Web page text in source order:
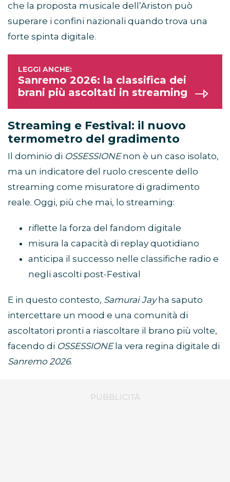
che la proposta musicale dell’Ariston può
superare i confini nazionali quando trova una
forte spinta digitale.
Sanremo 2026: la classifica dei
brani più ascoltati in streaming
Streaming e Festival: il nuovo
termometro del gradimento
Il dominio di OSSESSIONEnon è un caso isolato,
ma un indicatore del ruolo crescente dello
streaming come misuratore di gradimento
reale. Oggi, più che mai, lo streaming:
riflette la forza del fandom digitale
misura la capacità di replay quotidiano
anticipa il successo nelle classifiche radio e
negli ascolti post-Festival
E in questo contesto, Samurai Jayha saputo
intercettare un mood e una comunità di
ascoltatori pronti a riascoltare il brano più volte,
facendo di OSSESSIONEla vera regina digitale di
Sanremo 2026.